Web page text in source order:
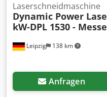
Leipzig 138 km
Laserschneidmaschine
Dynamic Power
kW-DPL 1530 -
Anfragen